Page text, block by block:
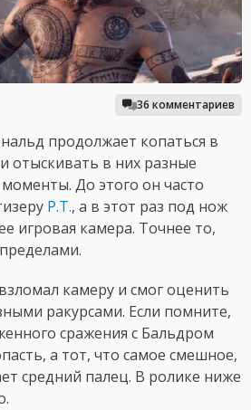
36 комментариев
продолжает копаться в
отыскивать в них разные
До этого он часто
P.T., а в этот раз под нож
игровая камера. Точнее то,
камеру и смог оценить
ракурсами. Если помните,
сражения с Бальдром
а тот, что самое смешное,
средний палец. В ролике ниже